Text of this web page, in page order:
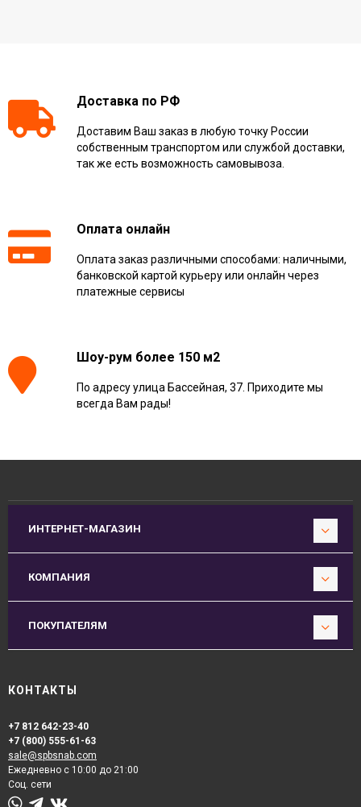
Доставка по РФ
Доставим Ваш заказ в любую точку России
собственным транспортом или службой доставки,
так же есть возможность самовывоза.
Оплата онлайн
Оплата заказ различными способами: наличными,
банковской картой курьеру или онлайн через
платежные сервисы
Шоу-рум более 150 м2
По адресу улица Бассейная, 37. Приходите мы
всегда Вам рады!
ИНТЕРНЕТ-МАГАЗИН
КОМПАНИЯ
ПОКУПАТЕЛЯМ
КОНТАКТЫ
+7 812 642-23-40
+7 (800) 555-61-63
sale@spbsnab.com
Ежедневно с 10:00 до 21:00
Соц. сети